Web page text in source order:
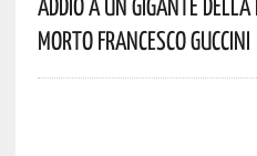
Morto Francesco Guccini